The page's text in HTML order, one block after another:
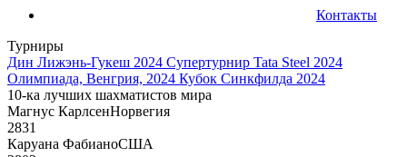
Контакты
Турниры
Дин Лижэнь-Гукеш 2024 Супертурнир Tata Steel 2024
Олимпиада, Венгрия, 2024 Кубок Синкфилда 2024
10-ка лучших шахматистов мира
Магнус КарлсенНорвегия
2831
Каруана ФабианоСША